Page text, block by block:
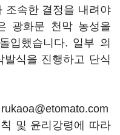
조속한 결정을 내려야
광화문 천막 농성을
입했습니다. 일부 의
식을 진행하고 단식
및 윤리강령에 따라